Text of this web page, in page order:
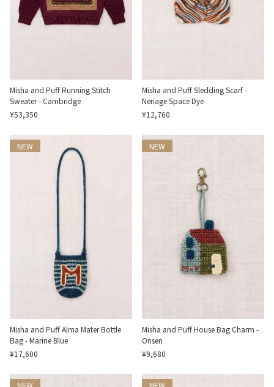
Misha and Puff Running Stitch
Sweater - Cambridge
¥53,350
Misha and Puff Sledding Scarf -
Neriage Space Dye
¥12,760
NEW
Misha and Puff Alma Mater Bottle
Bag - Marine Blue
¥17,600
NEW
Misha and Puff House Bag Charm -
Onsen
¥9,680